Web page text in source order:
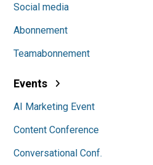
Social media
Abonnement
Teamabonnement
Events
AI Marketing Event
Content Conference
Conversational Conf.